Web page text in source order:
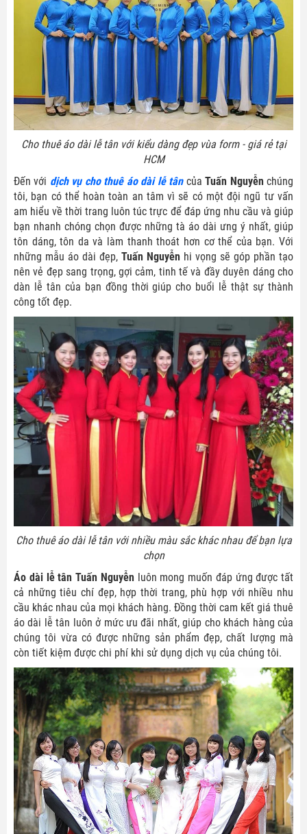
Cho thuê áo dài lễ tân với kiểu dàng đẹp vùa form - giá rẻ tại
HCM
Đến với dịch vụ cho thuê áo dài lễ tâncủaTuấn Nguyễn chúng
tôi, bạn có thể hoàn toàn an tâm vì sẽ có một đội ngũ tư vấn
am hiểu về thời trang luôn túc trực để đáp ứng nhu cầu và giúp
bạn nhanh chóng chọn được những tà áo dài ưng ý nhất, giúp
tôn dáng, tôn da và làm thanh thoát hơn cơ thể của bạn. Với
những mẫu áo dài đẹp, Tuấn Nguyễn hi vọng sẽ góp phần tạo
nên vẻ đẹp sang trọng, gợi cảm, tinh tế và đầy duyên dáng cho
dàn lễ tân của bạn đồng thời giúp cho buổi lễ thật sự thành
công tốt đẹp.
Cho thuê áo dài lễ tân với nhiều màu sắc khác nhau để bạn lựa
chọn
Áo dài lễ tân Tuấn Nguyễn luôn mong muốn đáp ứng được tất
cả những tiêu chí đẹp, hợp thời trang, phù hợp với nhiều nhu
cầu khác nhau của mọi khách hàng. Đồng thời cam kết giá thuê
áo dài lễ tân luôn ở mức ưu đãi nhất, giúp cho khách hàng của
chúng tôi vừa có được những sản phẩm đẹp, chất lượng mà
còn tiết kiệm được chi phí khi sử dụng dịch vụ của chúng tôi.